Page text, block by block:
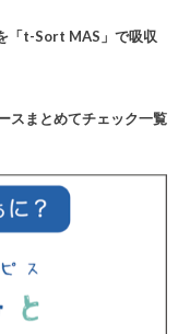
「t-Sort MAS」で吸収
スまとめてチェック一覧